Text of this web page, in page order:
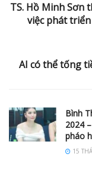
TS. Hồ Minh Sơn
việc phát
AI có thể tống
Bình
2024
pháo
15